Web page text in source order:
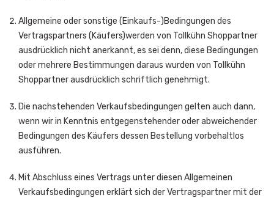
Allgemeine oder sonstige (Einkaufs-)Bedingungen des
Vertragspartners (Käufers)werden von Tollkühn Shoppartner
ausdrücklich nicht anerkannt, es sei denn, diese Bedingungen
oder mehrere Bestimmungen daraus wurden von Tollkühn
Shoppartner ausdrücklich schriftlich genehmigt.
Die nachstehenden Verkaufsbedingungen gelten auch dann,
wenn wir in Kenntnis entgegenstehender oder abweichender
Bedingungen des Käufers dessen Bestellung vorbehaltlos
ausführen.
Mit Abschluss eines Vertrags unter diesen Allgemeinen
Verkaufsbedingungen erklärt sich der Vertragspartner mit der